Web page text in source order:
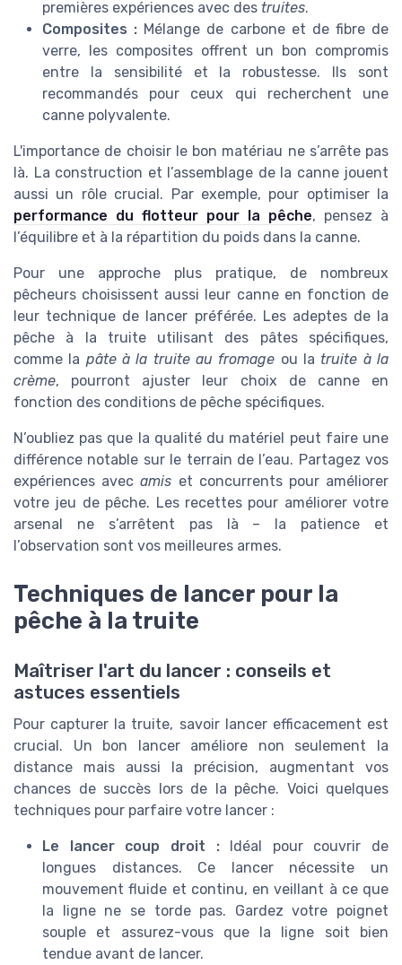
premières expériences avec des truites.
Composites : Mélange de carbone et de fibre de
verre, les composites offrent un bon compromis
entre la sensibilité et la robustesse. Ils sont
recommandés pour ceux qui recherchent une
canne polyvalente.
L'importance de choisir le bon matériau ne s’arrête pas
là. La construction et l’assemblage de la canne jouent
aussi un rôle crucial. Par exemple, pour optimiser la
performance du flotteur pour la pêche, pensez à
l’équilibre et à la répartition du poids dans la canne.
Pour une approche plus pratique, de nombreux
pêcheurs choisissent aussi leur canne en fonction de
leur technique de lancer préférée. Les adeptes de la
pêche à la truite utilisant des pâtes spécifiques,
comme la pâte à la truite au fromage ou la truite à la
crème, pourront ajuster leur choix de canne en
fonction des conditions de pêche spécifiques.
N’oubliez pas que la qualité du matériel peut faire une
différence notable sur le terrain de l’eau. Partagez vos
expériences avecamis et concurrents pour améliorer
votre jeu de pêche. Les recettes pour améliorer votre
arsenal ne s’arrêtent pas là – la patience et
l’observation sont vos meilleures armes.
Techniques de lancer pour la
pêche à la truite
Maîtriser l'art du lancer : conseils et
astuces essentiels
Pour capturer la truite, savoir lancer efficacement est
crucial. Un bon lancer améliore non seulement la
distance mais aussi la précision, augmentant vos
chances de succès lors de la pêche. Voici quelques
techniques pour parfaire votre lancer :
Le lancer coup droit :Idéal pour couvrir de
longues distances. Ce lancer nécessite un
mouvement fluide et continu, en veillant à ce que
la ligne ne se torde pas. Gardez votre poignet
souple et assurez-vous que la ligne soit bien
tendue avant de lancer.